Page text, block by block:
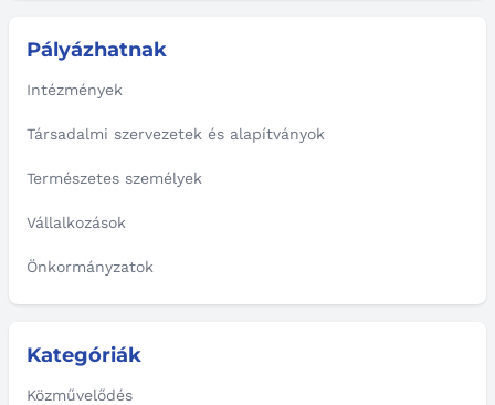
Pályázhatnak
Intézmények
Társadalmi szervezetek és alapítványok
Természetes személyek
Vállalkozások
Önkormányzatok
Kategóriák
Közművelődés